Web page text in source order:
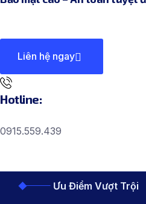
Liên hệ ngay
Hotline:
0915.559.439
Ưu Điểm Vượt Trội